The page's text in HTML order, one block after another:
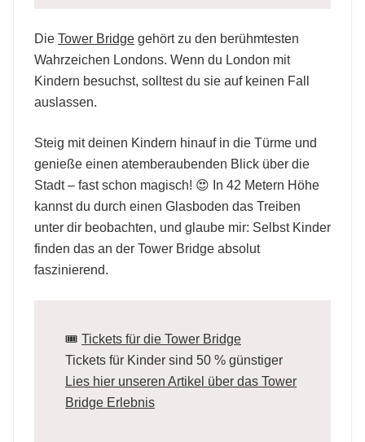
Die Tower Bridge gehört zu den berühmtesten
Wahrzeichen Londons. Wenn du London mit
Kindern besuchst, solltest du sie auf keinen Fall
auslassen.
Steig mit deinen Kindern hinauf in die Türme und
genieße einen atemberaubenden Blick über die
Stadt – fast schon magisch! 😍 In 42 Metern Höhe
kannst du durch einen Glasboden das Treiben
unter dir beobachten, und glaube mir: Selbst Kinder
finden das an der Tower Bridge absolut
faszinierend.
🎟️ Tickets für die Tower Bridge
Tickets für Kinder sind 50 % günstiger
Lies hier unseren Artikel über das Tower
Bridge Erlebnis